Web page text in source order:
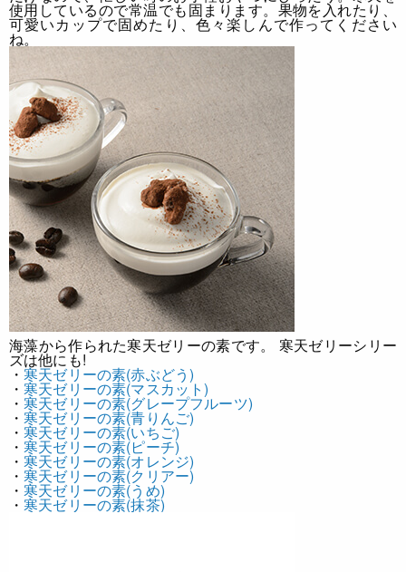
使用しているので常温でも固まります。果物を入れたり、
可愛いカップで固めたり、色々楽しんで作ってください
ね。
海藻から作られた寒天ゼリーの素です。 寒天ゼリーシリー
ズは他にも!
・寒天ゼリーの素(赤ぶどう)
・寒天ゼリーの素(マスカット)
・寒天ゼリーの素(グレープフルーツ)
・寒天ゼリーの素(青りんご)
・寒天ゼリーの素(いちご)
・寒天ゼリーの素(ピーチ)
・寒天ゼリーの素(オレンジ)
・寒天ゼリーの素(クリアー)
・寒天ゼリーの素(うめ)
・寒天ゼリーの素(抹茶)